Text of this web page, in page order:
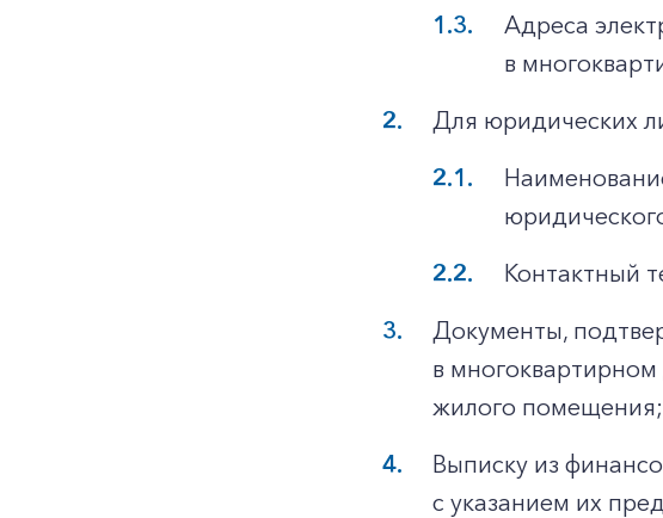
Адреса
в
Для юридических
Контактный
Документы,
в
жилого помещения;
Выписку из
с указанием их